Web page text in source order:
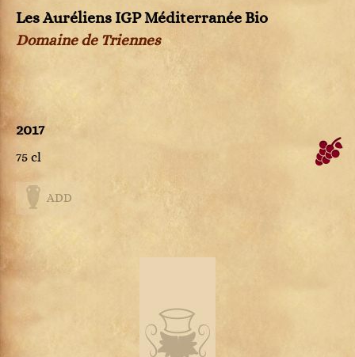
Les Auréliens IGP Méditerranée Bio
Domaine de Triennes
2017
75 cl
ADD